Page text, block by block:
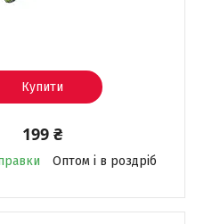
Купити
199 ₴
Оптом і в роздріб